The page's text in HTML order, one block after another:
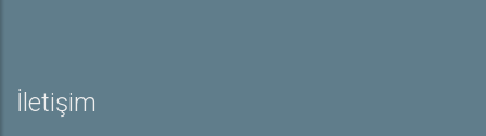
İletişim